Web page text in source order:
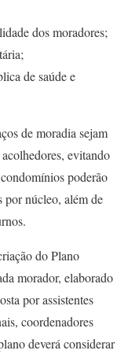
dos moradores;
de saúde e
de moradia sejam
evitando
poderão
por núcleo, além de
do Plano
morador, elaborado
por assistentes
coordenadores
deverá considerar